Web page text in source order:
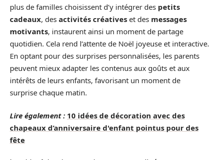
plus de familles choisissent d’y intégrer des petits
cadeaux, des activités créatives et des messages
motivants, instaurent ainsi un moment de partage
quotidien. Cela rend l’attente de Noël joyeuse et interactive.
En optant pour des surprises personnalisées, les parents
peuvent mieux adapter les contenus aux goûts et aux
intérêts de leurs enfants, favorisant un moment de
surprise chaque matin.
Lire également : 10 idées de décoration avec des
chapeaux d’anniversaire d'enfant pointus pour des
fête